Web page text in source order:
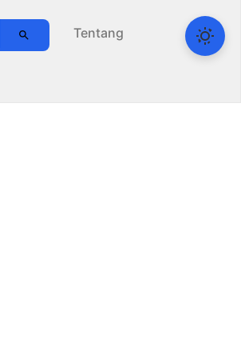
Tentang